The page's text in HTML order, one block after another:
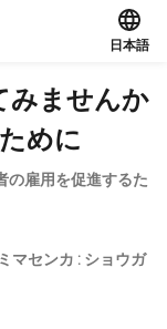
日本語
みませんか
めに
の雇用を促進するた
マセンカ : ショウガ